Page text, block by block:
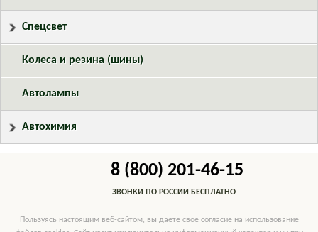
Спецсвет
Колеса и резина (шины)
Автолампы
Автохимия
8 (800) 201-46-15
ЗВОНКИ ПО РОССИИ БЕСПЛАТНО
Пользуясь настоящим веб-сайтом, вы даете свое согласие на использование